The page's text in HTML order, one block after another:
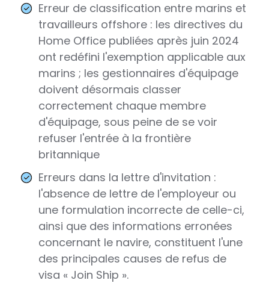
Erreur de classification entre marins et
travailleurs offshore : les directives du
Home Office publiées après juin 2024
ont redéfini l'exemption applicable aux
marins ; les gestionnaires d'équipage
doivent désormais classer
correctement chaque membre
d'équipage, sous peine de se voir
refuser l'entrée à la frontière
britannique
Erreurs dans la lettre d'invitation :
l'absence de lettre de l'employeur ou
une formulation incorrecte de celle-ci,
ainsi que des informations erronées
concernant le navire, constituent l'une
des principales causes de refus de
visa « Join Ship ».